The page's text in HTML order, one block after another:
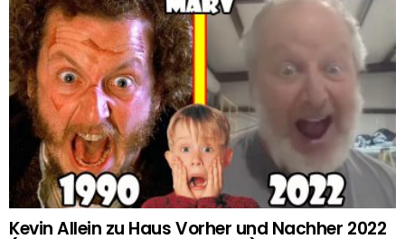
Kevin Allein zu Haus Vorher und Nachher 2022